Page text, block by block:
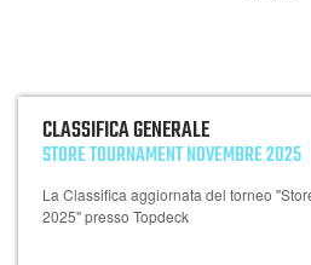
CLASSIFICA GENERALE
STORE TOURNAMENT NOVEMBRE 2025
La Classifica aggiornata del torneo
2025" presso Topdeck